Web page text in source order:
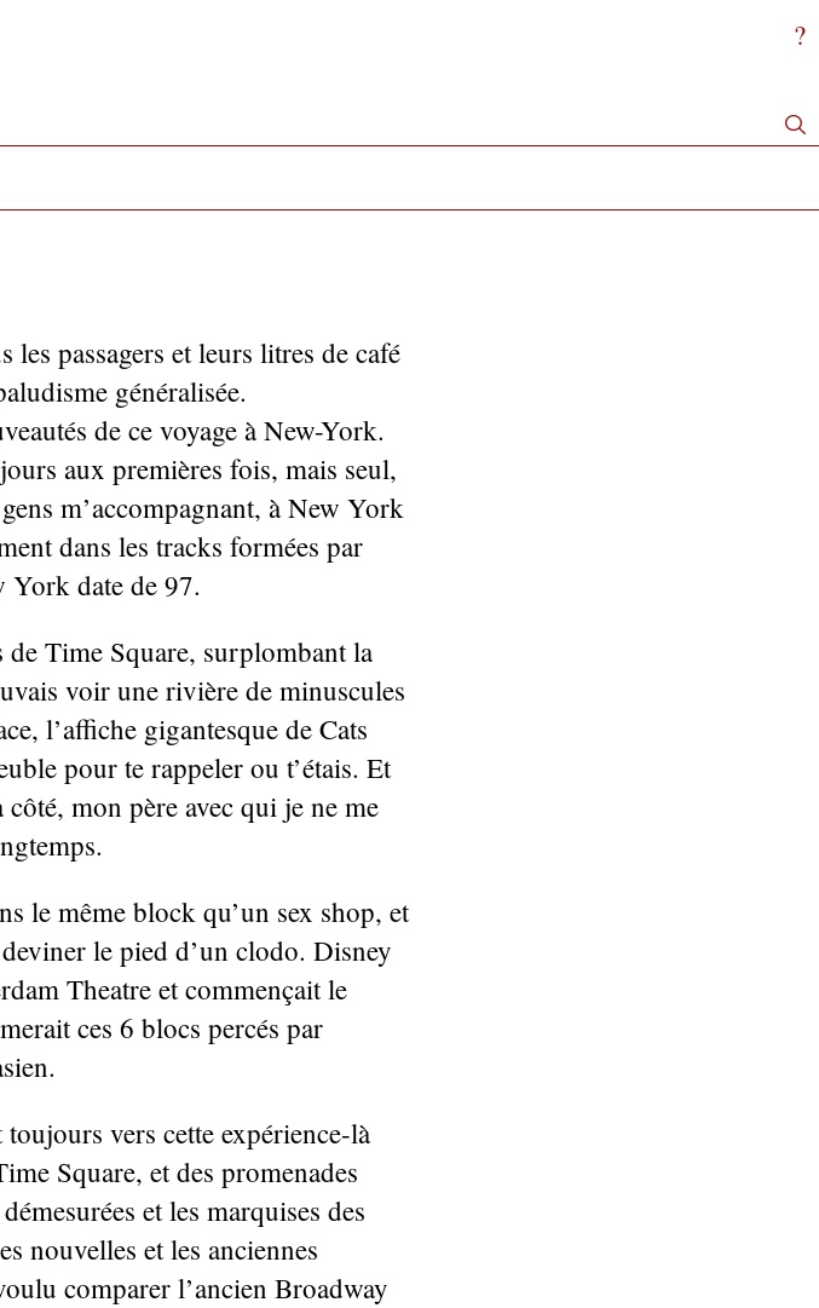
?
passagers et leurs litres de café
généralisée.
de ce voyage à New-York.
aux premières fois, mais seul,
m’accompagnant, à New York
dans les tracks formées par
York date de 97.
de Time Square, surplombant la
voir une rivière de minuscules
l’affiche gigantesque de Cats
pour te rappeler ou t’étais. Et
mon père avec qui je ne me
le même block qu’un sex shop, et
le pied d’un clodo. Disney
Theatre et commençait le
ces 6 blocs percés par
vers cette expérience-là
Square, et des promenades
et les marquises des
nouvelles et les anciennes
comparer l’ancien Broadway